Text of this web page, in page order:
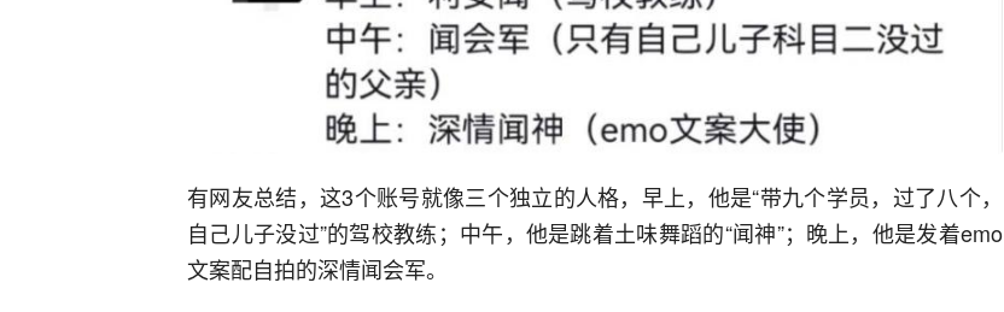
有网友总结，这3个账号就像三个独立的人格，早上，他是“带九个学员，过了八个，
自己儿子没过”的驾校教练；中午，他是跳着土味舞蹈的“闻神”；晚上，他是发着emo
文案配自拍的深情闻会军。